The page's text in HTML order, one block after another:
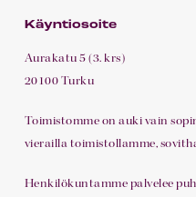
Käyntiosoite
Aurakatu 5 (3. krs)
20100 Turku
Toimistomme on auki vain
vierailla toimistollamme,
Henkilökuntamme palvelee